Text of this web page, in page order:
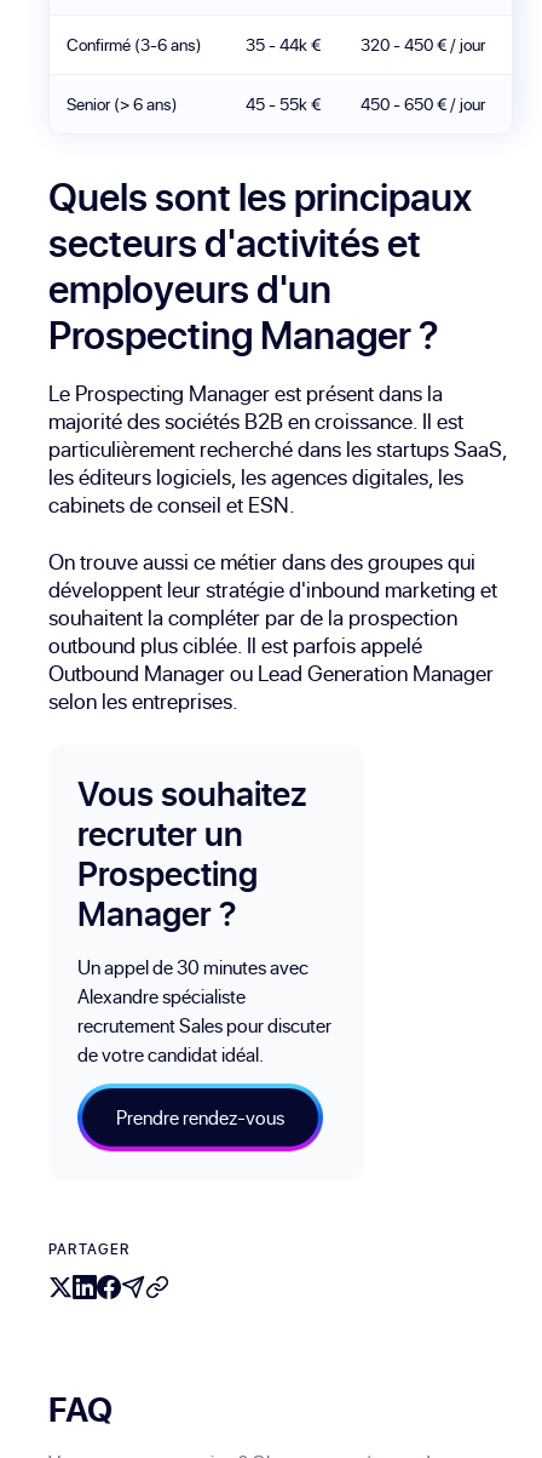
Confirmé (3-6 ans) 35 - 44k € 320 - 450 € / jour
Senior (> 6 ans) 45 - 55k € 450 - 650 € / jour
Quels sont les principaux
secteurs d'activités et
employeurs d'un
Prospecting Manager ?
Le Prospecting Manager est présent dans la
majorité des sociétés B2B en croissance. Il est
particulièrement recherché dans les startups SaaS,
les éditeurs logiciels, les agences digitales, les
cabinets de conseil et ESN.
On trouve aussi ce métier dans des groupes qui
développent leur stratégie d'inbound marketing et
souhaitent la compléter par de la prospection
outbound plus ciblée. Il est parfois appelé
Outbound Manager ou Lead Generation Manager
selon les entreprises.
Vous souhaitez
recruter un
Prospecting
Manager ?
Un appel de 30 minutes avec
Alexandre spécialiste
recrutement Sales pour discuter
de votre candidat idéal.
Prendre rendez-vous
PARTAGER
FAQ